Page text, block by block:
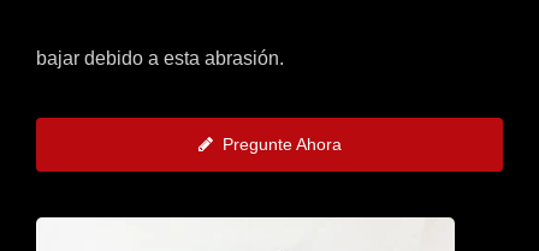
bajar debido a esta abrasión.
Pregunte Ahora